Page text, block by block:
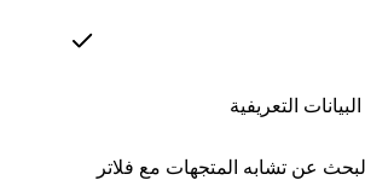
التعريفية
عن تشابه المتجهات مع فلاتر